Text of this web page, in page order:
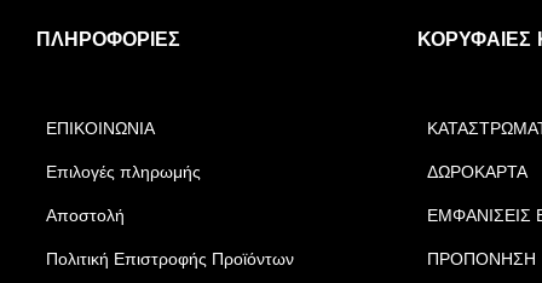
ΠΛΗΡΟΦΟΡΊΕΣ
ΕΠΙΚΟΙΝΩΝΙΑ
Επιλογές πληρωμής
Αποστολή
Πολιτική Επιστροφής Προϊόντων
ΚΟΡΥΦΑΊΕΣ
ΔΩΡΟΚΑΡΤΑ
ΕΜΦΑΝΙΣΕΙΣ
ΠΡΟΠΟΝΗΣΗ